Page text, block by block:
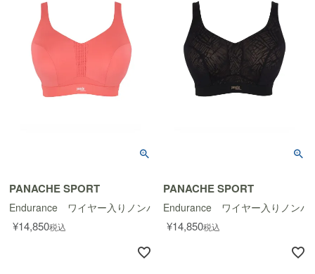
PANACHE SPORT
Endurance ワイヤー入りノンパッドスポーツブラ
¥14,850税込
PANACHE SPORT
Endurance ワイヤー入りノンパ
¥14,850税込